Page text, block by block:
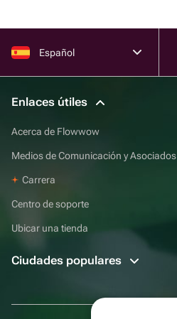
Español
Enlaces útiles
Acerca de Flowwow
Medios de Comunicación y Asociados
Carrera
Centro de soporte
Ubicar una tienda
Ciudades populares